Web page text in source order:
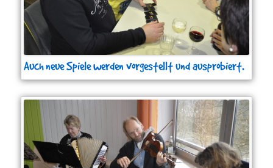
Auch neue Spiele werden vorgestellt und ausprobiert.